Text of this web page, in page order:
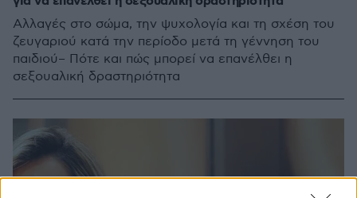
Αλλαγές στο σώμα, την ψυχολογία και τη σχέση του
ζευγαριού κατά την περίοδο μετά τη γέννηση του
παιδιού– Πότε και πώς μπορεί να επανέλθει η
σεξουαλική δραστηριότητα